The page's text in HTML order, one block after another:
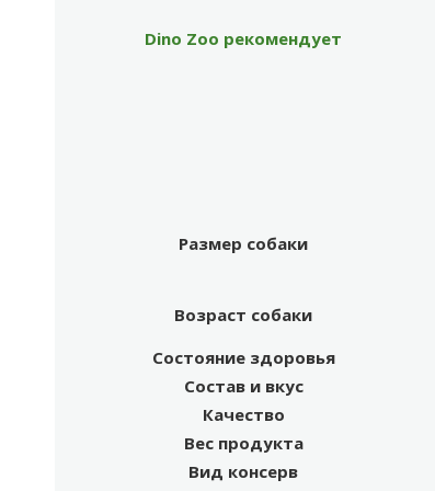
Dino Zoo рекомендует
Размер собаки
Возраст собаки
Состояние здоровья
Состав и вкус
Качество
Вес продукта
Вид консерв